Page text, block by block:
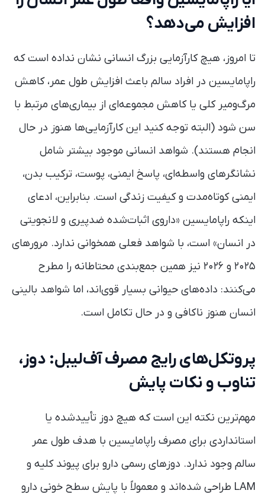
افزایش می‌دهد؟
تا امروز، هیچ کارآزمایی بزرگ انسانی نشان نداده است که
راپامایسین در افراد سالم باعث افزایش طول عمر، کاهش
مرگ‌ومیر کلی یا کاهش مجموعه‌ای از بیماری‌های مرتبط با
سن شود (البته توجه کنید این کارآزمایی‌ها هنوز در حال
انجام هستند). شواهد انسانی موجود بیشتر شامل
نشانگرهای واسطه‌ای، پاسخ ایمنی، پوست، ترکیب بدن،
ایمنی کوتاه‌مدت و کیفیت زندگی است. بنابراین، ادعای
اینکه راپامایسین «داروی اثبات‌شده ضدپیری و لانجویتی
در انسان» است، با شواهد فعلی همخوانی ندارد. مرورهای
۲۰۲۵ و ۲۰۲۶ نیز همین جمع‌بندی محتاطانه را مطرح
می‌کنند: داده‌های حیوانی بسیار قوی‌اند، اما شواهد بالینی
انسان هنوز ناکافی و در حال تکامل است.
پروتکل‌های رایج مصرف آف‌لیبل: دوز،
تناوب و نکات پایش
مهم‌ترین نکته این است که هیچ دوز تأییدشده یا
استانداردی برای مصرف راپامایسین با هدف طول عمر
سالم وجود ندارد. دوزهای رسمی دارو برای پیوند کلیه و
LAM طراحی شده‌اند و معمولاً با پایش سطح خونی دارو